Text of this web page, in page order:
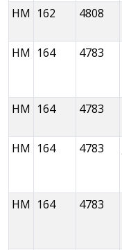
HM 162 4808
HM 164 4783
HM 164 4783
HM 164 4783
HM 164 4783